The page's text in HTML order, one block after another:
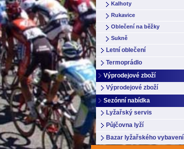
Kalhoty
Rukavice
Oblečení na běžky
Sukně
Letní oblečení
Termoprádlo
Výprodejové zboží
Výprodejové zboží
Sezónní nabídka
Lyžařský servis
Půjčovna lyží
Bazar lyžařského vybavení